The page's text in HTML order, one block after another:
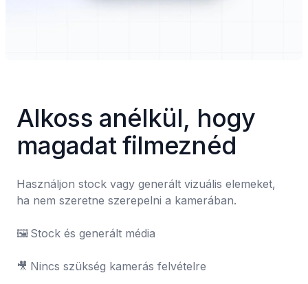
Alkoss anélkül, hogy
magadat filmeznéd
Használjon stock vagy generált vizuális elemeket,
ha nem szeretne szerepelni a kamerában.
🖼️	Stock és generált média
🎥	Nincs szükség kamerás felvételre